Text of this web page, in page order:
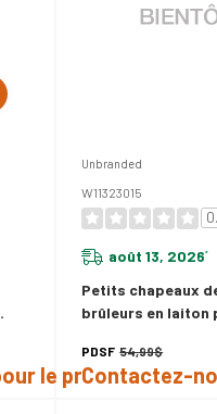
le prix
Unbranded
W11323015
août 13, 2026*
Petits chapeaux
brûleurs en laiton
PDSF 54,99$
Contactez-